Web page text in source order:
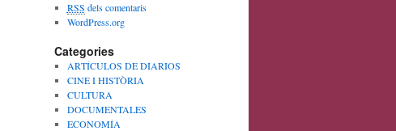
RSS dels comentaris
WordPress.org
Categories
ARTÍCULOS DE DIARIOS
CINE I HISTÒRIA
CULTURA
DOCUMENTALES
ECONOMÍA